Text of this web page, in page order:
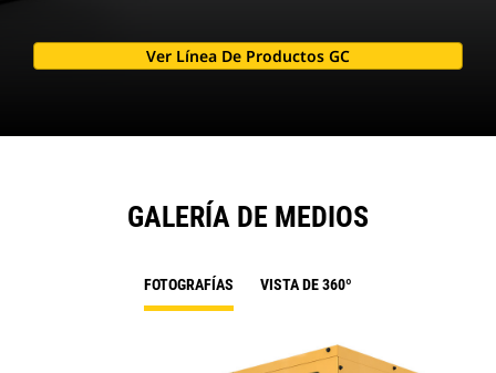
Ver Línea De Productos GC
GALERÍA DE MEDIOS
FOTOGRAFÍAS VISTA DE 360º